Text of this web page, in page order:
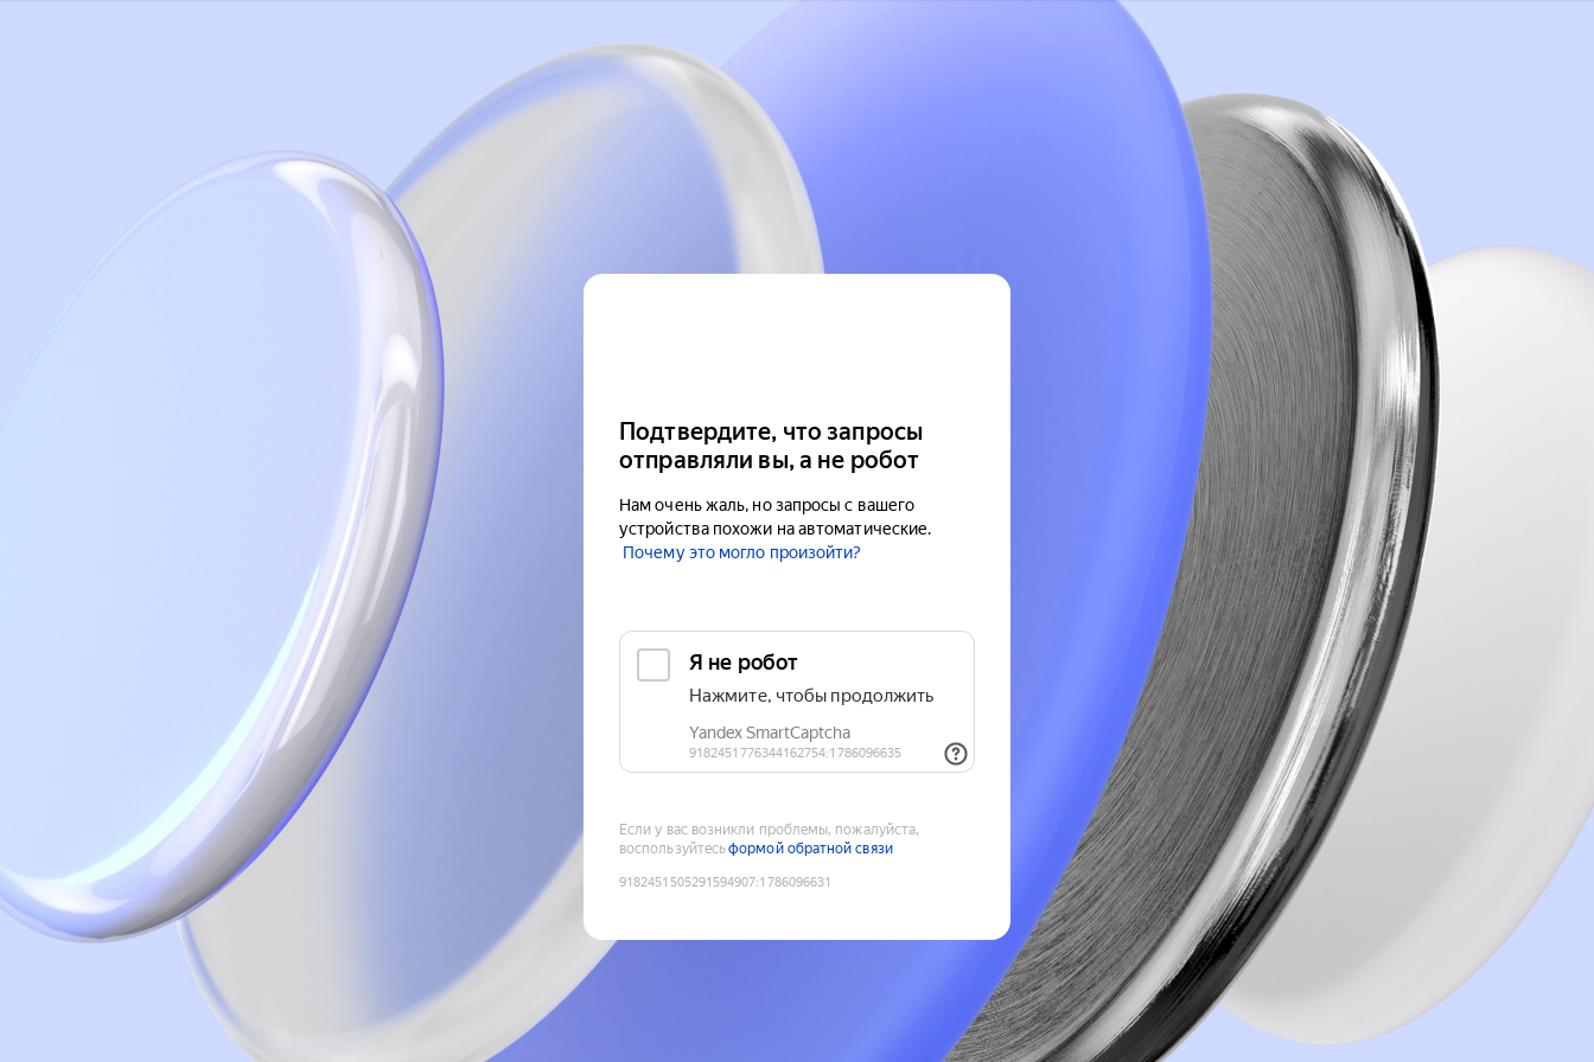
Подтвердите, что запросы
отправляли вы, а не робот
Нам очень жаль, но запросы с вашего
устройства похожи на автоматические.
Почему это могло произойти?
Если у вас возникли проблемы, пожалуйста,
воспользуйтесьформой обратной связи
9182451505291594907:1786096631